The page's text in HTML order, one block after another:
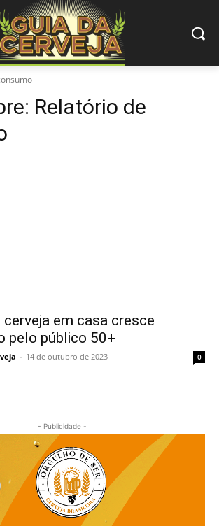
Relatório de
em casa cresce
pelo público 50+
- 14 de outubro de 2023 0
- Publicidade -